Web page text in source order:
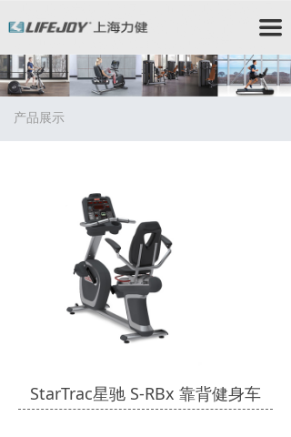
끀
驰跑步机/StarTrac跑步机/星驰健身器材/赛佰斯/赛佰斯
跑步机/CYBEX/赛佰斯健身器材/力健器械/力健
机/Lifefitness健身器材/时保雅跑步机/SportsArt跑步机/
时保雅健身器材/时保雅康复器材/时保雅康复设备
StarTrac星驰 S-RBx 靠背健身车
产品展示